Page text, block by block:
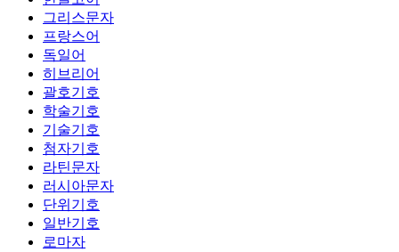
그리스문자
프랑스어
독일어
히브리어
괄호기호
학술기호
기술기호
첨자기호
라틴문자
러시아문자
단위기호
일반기호
로마자